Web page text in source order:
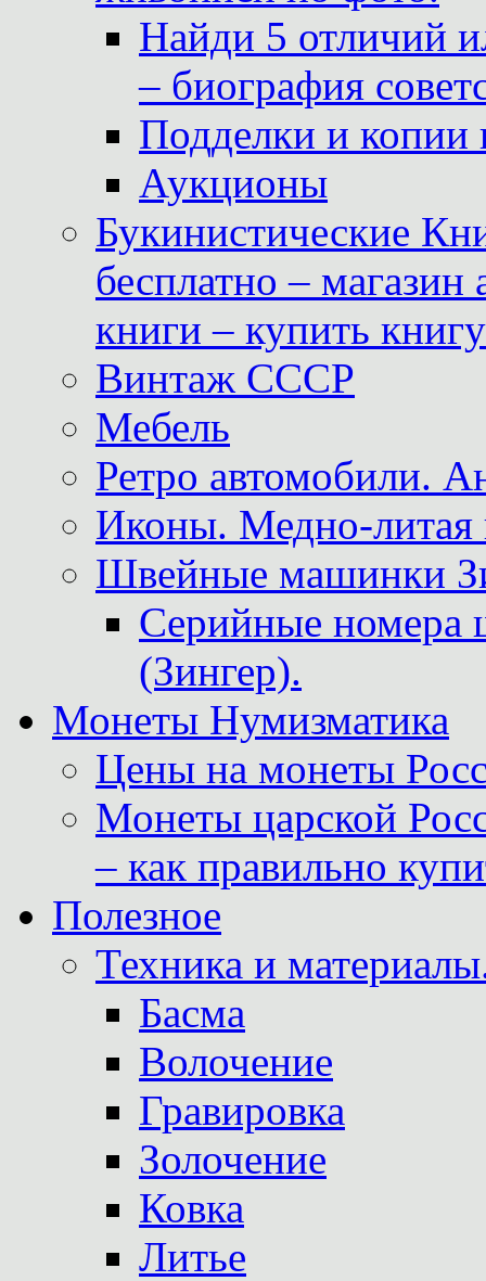
Найди 5 отличий
– биография
Подделки и копии
Аукционы
Букинистические
бесплатно –
книги – купить
Винтаж СССР
Мебель
Ретро автомобили.
Иконы. Медно-литая
Швейные машинки
Серийные
(Зингер).
Монеты Нумизматика
Цены на монеты
Монеты царской
– как правильно
Полезное
Техника и
Басма
Волочение
Гравировка
Золочение
Ковка
Литье